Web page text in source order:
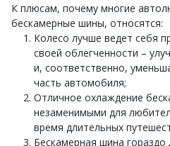
К плюсам, почему многие
бескамерные шины, относятся:
Колесо лучше ведет себя
своей облегченности –
и, соответственно,
часть автомобиля;
Отличное охлаждение
незаменимыми для
время длительных
Бескамерная шина гораздо